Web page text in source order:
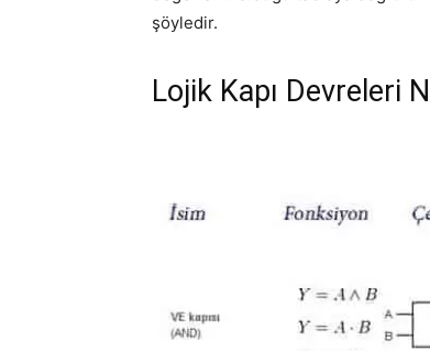
şöyledir.
Lojik Kapı Devreleri